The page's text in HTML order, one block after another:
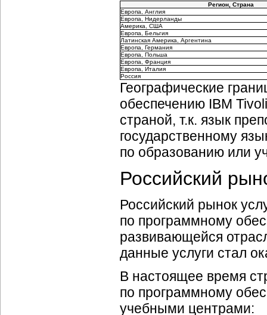
Регион, Страна
Европа, Англия
Европа, Нидерланды
Америка, США
Европа, Бельгия
Латинская Америка, Аргентина
Европа, Германия
Европа, Польша
Европа, Франция
Европа, Италия
Россия
Географические
обеспечению IBM
страной, т.к. язык
государственному
по образованию или
Российский
Российский рынок
по программному
развивающейся
данные услуги стал
В настоящее время
по программному
учебными центрами: